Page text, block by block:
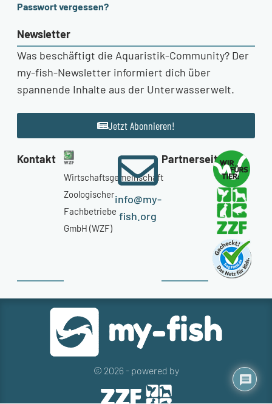
Passwort vergessen?
Newsletter
Was beschäftigt die Aquaristik-Community? Der
my-fish-Newsletter informiert dich über
spannende Inhalte aus der Unterwasserwelt.
Jetzt Abonnieren!
Kontakt
Wirtschaftsgemeinschaft
Zoologischer
Fachbetriebe
GmbH (WZF)
info@my-
fish.org
Partnerseiten
© 2026 - powered by